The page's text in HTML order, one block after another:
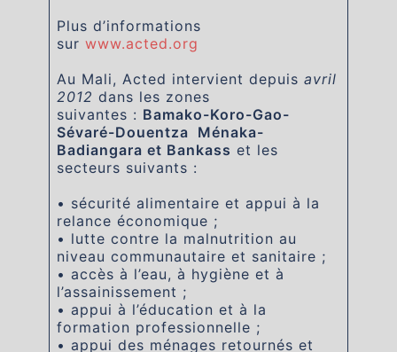
Plus d’informations
sur www.acted.org
Au Mali, Acted intervient depuis avril
2012 dans les zones
suivantes : Bamako-Koro-Gao-
Sévaré-Douentza Ménaka-
Badiangara et Bankass et les
secteurs suivants :
• sécurité alimentaire et appui à la
relance économique ;
• lutte contre la malnutrition au
niveau communautaire et sanitaire ;
• accès à l’eau, à hygiène et à
l’assainissement ;
• appui à l’éducation et à la
formation professionnelle ;
• appui des ménages retournés et